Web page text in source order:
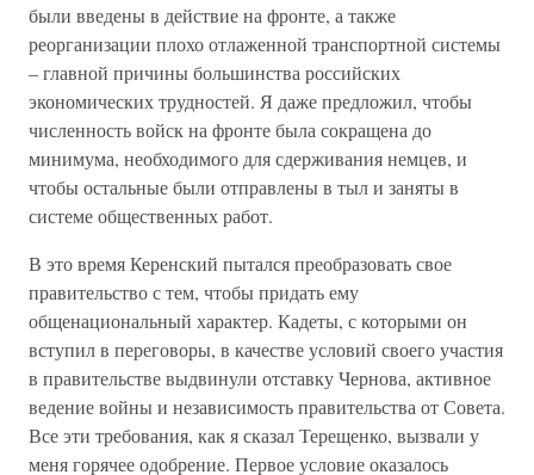
были введены в действие на фронте, а также
реорганизации плохо отлаженной транспортной системы
– главной причины большинства российских
экономических трудностей. Я даже предложил, чтобы
численность войск на фронте была сокращена до
минимума, необходимого для сдерживания немцев, и
чтобы остальные были отправлены в тыл и заняты в
системе общественных работ.
В это время Керенский пытался преобразовать свое
правительство с тем, чтобы придать ему
общенациональный характер. Кадеты, с которыми он
вступил в переговоры, в качестве условий своего участия
в правительстве выдвинули отставку Чернова, активное
ведение войны и независимость правительства от Совета.
Все эти требования, как я сказал Терещенко, вызвали у
меня горячее одобрение. Первое условие оказалось